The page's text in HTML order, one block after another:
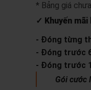
* Bảng giá
✓ Khuyến
- Đóng từng
- Đóng trước
- Đóng trước
Gói cước